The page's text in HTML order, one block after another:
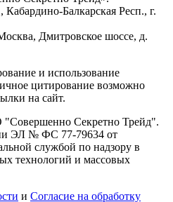
Балкарская Респ., г.
Дмитровское шоссе, д.
и использование
цитирование возможно
на сайт.
Секретно Трейд".
ЭЛ № ФС 77-79634 от
службой по надзору в
технологий и массовых
и Согласие на обработку